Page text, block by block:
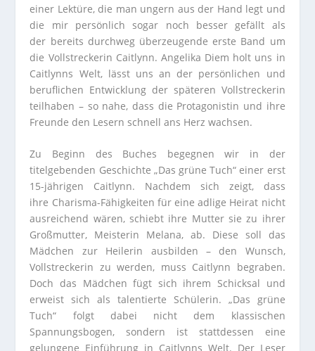
einer Lektüre, die man ungern aus der Hand legt und
die mir persönlich sogar noch besser gefällt als
der bereits durchweg überzeugende erste Band um
die Vollstreckerin Caitlynn. Angelika Diem holt uns in
Caitlynns Welt, lässt uns an der persönlichen und
beruflichen Entwicklung der späteren Vollstreckerin
teilhaben – so nahe, dass die Protagonistin und ihre
Freunde den Lesern schnell ans Herz wachsen.
Zu Beginn des Buches begegnen wir in der
titelgebenden Geschichte „Das grüne Tuch“ einer erst
15-jährigen Caitlynn. Nachdem sich zeigt, dass
ihre Charisma-Fähigkeiten für eine adlige Heirat nicht
ausreichend wären, schiebt ihre Mutter sie zu ihrer
Großmutter, Meisterin Melana, ab. Diese soll das
Mädchen zur Heilerin ausbilden – den Wunsch,
Vollstreckerin zu werden, muss Caitlynn begraben.
Doch das Mädchen fügt sich ihrem Schicksal und
erweist sich als talentierte Schülerin. „Das grüne
Tuch“ folgt dabei nicht dem klassischen
Spannungsbogen, sondern ist stattdessen eine
gelungene Einführung in Caitlynns Welt. Der Leser